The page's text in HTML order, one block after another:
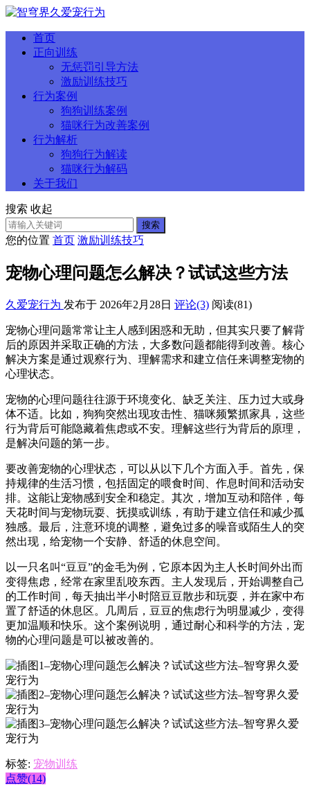
首页
正向训练
无惩罚引导方法
激励训练技巧
行为案例
狗狗训练案例
猫咪行为改善案例
行为解析
狗狗行为解读
猫咪行为解码
关于我们
搜索 收起
搜索
您的位置 首页 激励训练技巧
宠物心理问题怎么解决？试试这些方法
久爱宠行为 发布于 2026年2月28日 评论(3) 阅读(81)
宠物心理问题常常让主人感到困惑和无助，但其实只要了解背
后的原因并采取正确的方法，大多数问题都能得到改善。核心
解决方案是通过观察行为、理解需求和建立信任来调整宠物的
心理状态。
宠物的心理问题往往源于环境变化、缺乏关注、压力过大或身
体不适。比如，狗狗突然出现攻击性、猫咪频繁抓家具，这些
行为背后可能隐藏着焦虑或不安。理解这些行为背后的原理，
是解决问题的第一步。
要改善宠物的心理状态，可以从以下几个方面入手。首先，保
持规律的生活习惯，包括固定的喂食时间、作息时间和活动安
排。这能让宠物感到安全和稳定。其次，增加互动和陪伴，每
天花时间与宠物玩耍、抚摸或训练，有助于建立信任和减少孤
独感。最后，注意环境的调整，避免过多的噪音或陌生人的突
然出现，给宠物一个安静、舒适的休息空间。
以一只名叫“豆豆”的金毛为例，它原本因为主人长时间外出而
变得焦虑，经常在家里乱咬东西。主人发现后，开始调整自己
的工作时间，每天抽出半小时陪豆豆散步和玩耍，并在家中布
置了舒适的休息区。几周后，豆豆的焦虑行为明显减少，变得
更加温顺和快乐。这个案例说明，通过耐心和科学的方法，宠
物的心理问题是可以被改善的。
标签: 宠物训练
点赞(14)